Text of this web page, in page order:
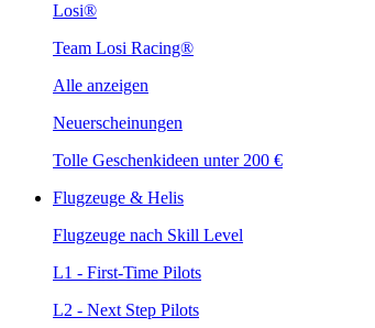
Losi®
Team Losi Racing®
Alle anzeigen
Neuerscheinungen
Tolle Geschenkideen unter 200 €
Flugzeuge & Helis
Flugzeuge nach Skill Level
L1 - First-Time Pilots
L2 - Next Step Pilots